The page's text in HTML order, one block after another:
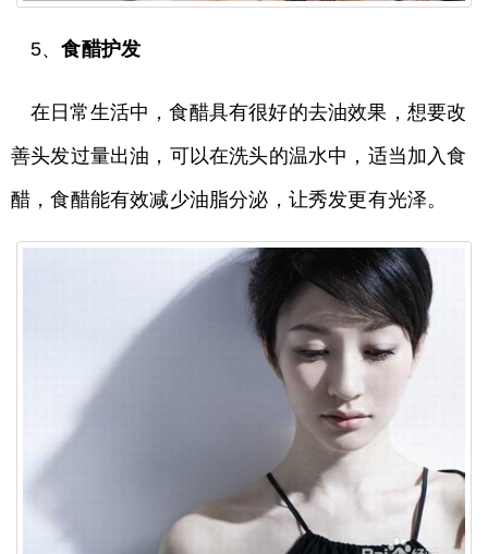
5、食醋护发
在日常生活中，食醋具有很好的去油效果，想要改
善头发过量出油，可以在洗头的温水中，适当加入食
醋，食醋能有效减少油脂分泌，让秀发更有光泽。